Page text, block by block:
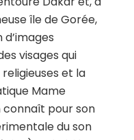
île de Gorée,
visages qui
et la
Mame
connaît pour son
du son